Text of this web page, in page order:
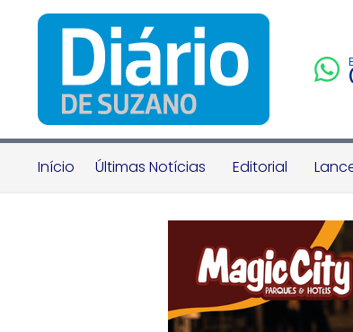
Início Últimas Notícias Editorial